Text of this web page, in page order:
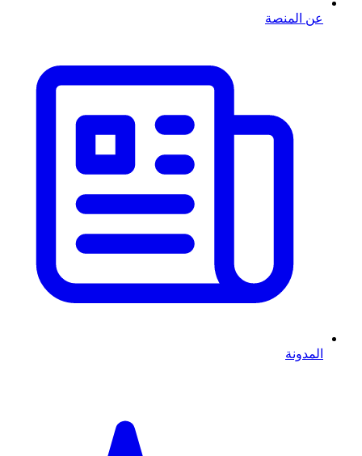
عن المنصة
المدونة